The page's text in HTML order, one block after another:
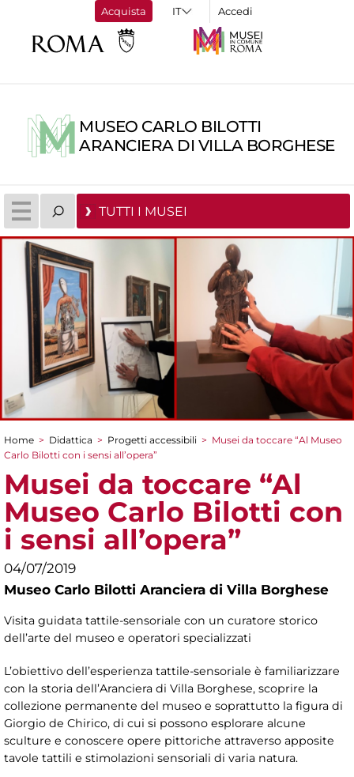
Acquista Accedi
MUSEO CARLO BILOTTI
ARANCIERA DI VILLA BORGHESE
TUTTI I MUSEI
Tu sei qui
Home > Didattica > Progetti accessibili > Musei da toccare “Al Museo
Carlo Bilotti con i sensi all’opera”
Musei da toccare “Al
Museo Carlo Bilotti con
i sensi all’opera”
04/07/2019
Museo Carlo Bilotti Aranciera di Villa Borghese
Visita guidata tattile-sensoriale con un curatore storico
dell’arte del museo e operatori specializzati
L’obiettivo dell’esperienza tattile-sensoriale è familiarizzare
con la storia dell’Aranciera di Villa Borghese, scoprire la
collezione permanente del museo e soprattutto la figura di
Giorgio de Chirico, di cui si possono esplorare alcune
sculture e conoscere opere pittoriche attraverso apposite
tavole tattili e stimolazioni sensoriali di varia natura.